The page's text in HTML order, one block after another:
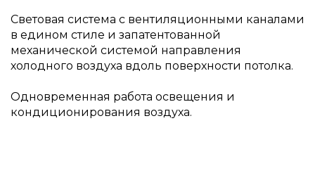
Световая система с вентиляционными каналами
в едином стиле и запатентованной
механической системой направления
холодного воздуха вдоль поверхности потолка.
Одновременная работа освещения и
кондиционирования воздуха.